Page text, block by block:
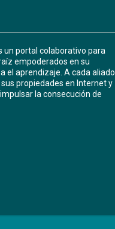
un portal colaborativo para
empoderados en su
el aprendizaje. A cada aliado
propiedades en Internet y
la consecución de